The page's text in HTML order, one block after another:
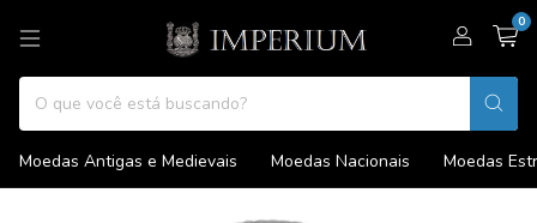
0
Moedas Antigas e Medievais Moedas Nacionais Moedas